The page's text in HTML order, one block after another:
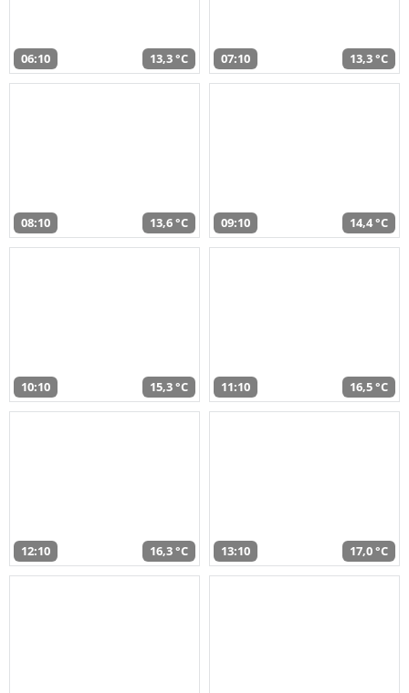
06:10 13,3 °C 07:10 13,3 °C
08:10 13,6 °C 09:10 14,4 °C
10:10 15,3 °C 11:10 16,5 °C
12:10 16,3 °C 13:10 17,0 °C